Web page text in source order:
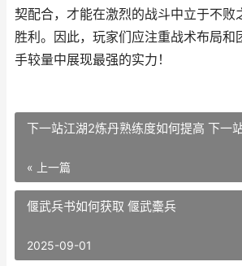
契配合，才能在激烈的战斗中立于不败
胜利。因此，玩家们应注重战术布局和
手较量中展现最强的实力！
下一站江湖2炼丹熟练度如何提高 下一
« 上一篇
偃武兵书如何获取 偃武櫜兵
2025-09-01